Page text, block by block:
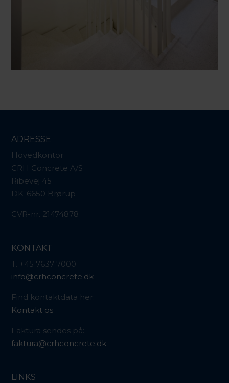
ADRESSE
Hovedkontor
CRH Concrete A/S
Ribevej 45
DK-6650 Brørup
CVR-nr. 21474878
KONTAKT
T. +45 7637 7000
info@crhconcrete.dk
Find kontaktdata her:
Kontakt os
Faktura sendes på:
faktura@crhconcrete.dk
LINKS